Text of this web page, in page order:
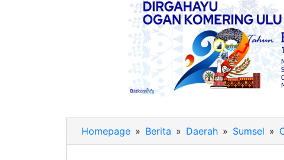
Homepage » Berita » Daerah » Sumsel »